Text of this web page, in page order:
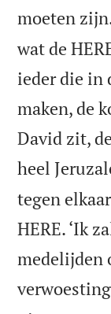
moeten
wat de
ieder die in
maken, de
David zit,
heel
tegen
HERE. ‘Ik
medelijden